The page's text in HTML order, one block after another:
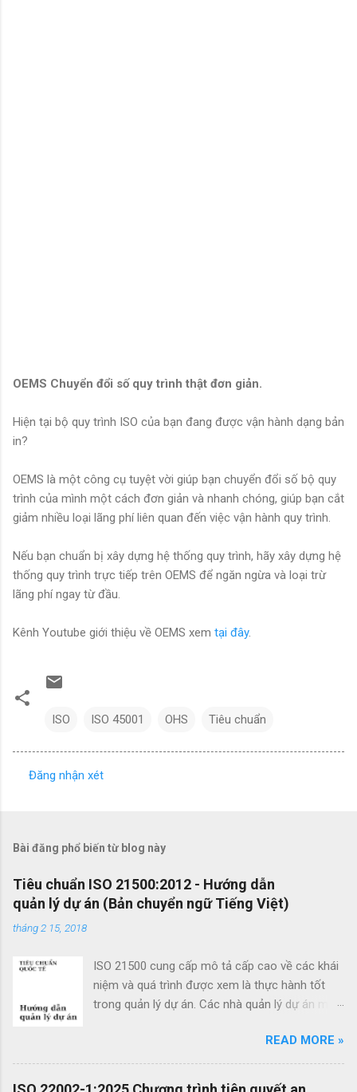
OEMS Chuyển đổi số quy trình thật đơn giản.
Hiện tại bộ quy trình ISO của bạn đang được vận hành dạng bản
in?
OEMS là một công cụ tuyệt vời giúp bạn chuyển đổi số bộ quy
trình của mình một cách đơn giản và nhanh chóng, giúp bạn cắt
giảm nhiều loại lãng phí liên quan đến việc vận hành quy trình.
Nếu bạn chuẩn bị xây dựng hệ thống quy trình, hãy xây dựng hệ
thống quy trình trực tiếp trên OEMS để ngăn ngừa và loại trừ
lãng phí ngay từ đầu.
Kênh Youtube giới thiệu về OEMS xem tại đây.
ISO ISO 45001 OHS Tiêu chuẩn
x
é
t
Đăng nhận xét
Bài đăng phổ biến từ blog này
Tiêu chuẩn ISO 21500:2012 - Hướng dẫn
quản lý dự án (Bản chuyển ngữ Tiếng Việt)
tháng 2 15, 2018
ISO 21500 cung cấp mô tả cấp cao về các khái
niệm và quá trình được xem là thực hành tốt
trong quản lý dự án. Các nhà quản lý dự án mới
nghiệm có thể sử dụng hướng dẫn quản lý dự
án theo tiêu chuẩn này để cải thiện thành công
của dự án và đạt được kết quả kinh doanh. Các
READ MORE »